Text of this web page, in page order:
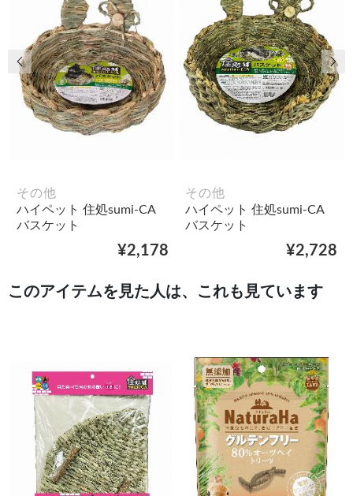
その他
ハイペット 住処sumi-CA
バスケット
¥2,178
その他
ハイペット 住処sumi-CA
バスケット
¥2,728
前の画像 次
このアイテムを見た人は、これも見ています